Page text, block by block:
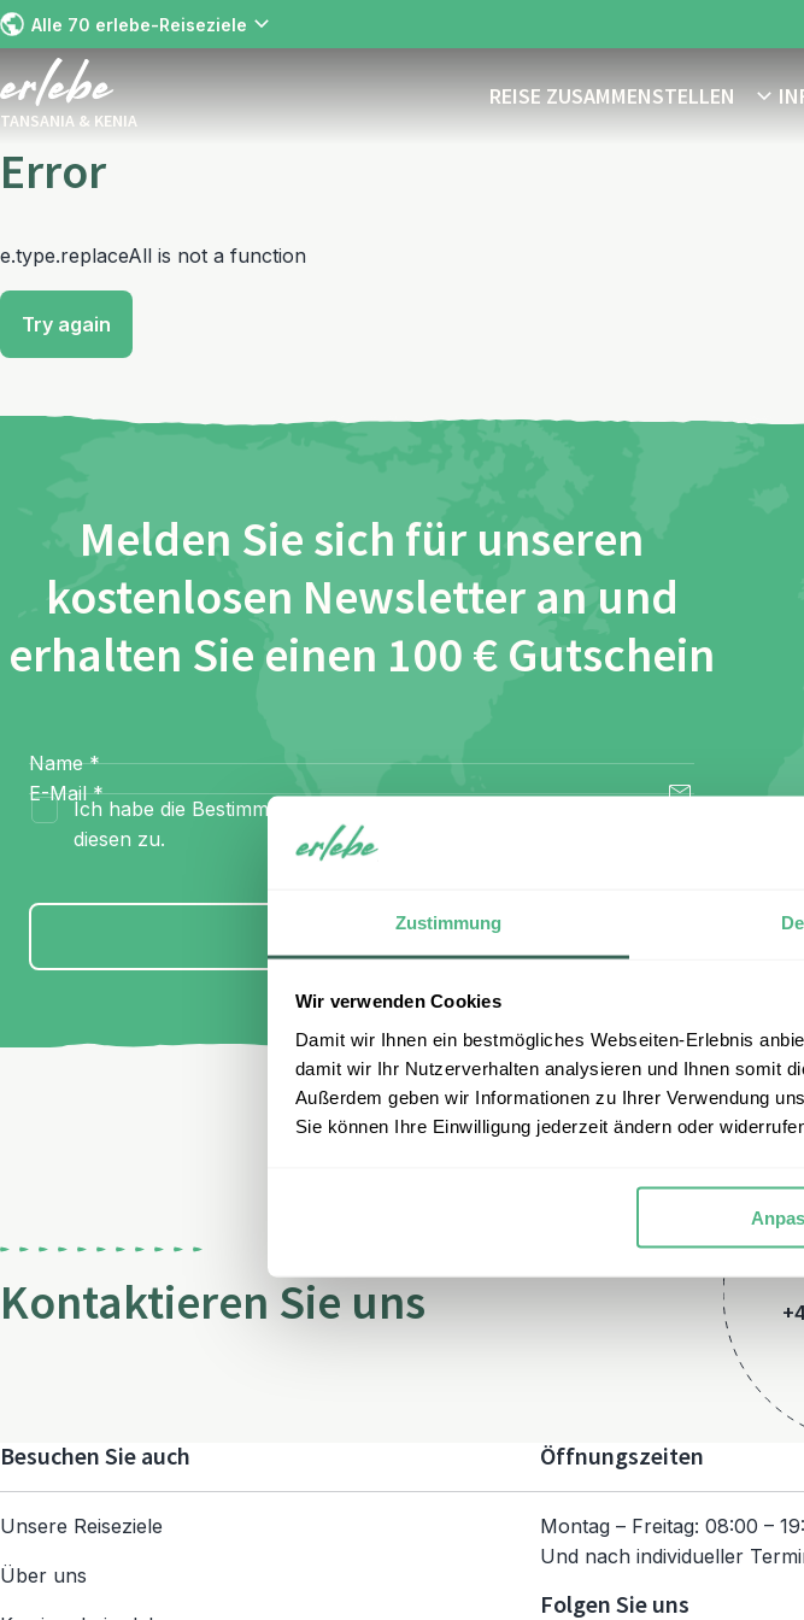
Zustimmung
Wir verwenden Cookies
Damit wir Ihnen ein bestmögliches Webseiten-Erlebnis
damit wir Ihr Nutzerverhalten analysieren und Ihnen somit
Außerdem geben wir Informationen zu Ihrer Verwendung
Sie können Ihre Einwilligung jederzeit ändern oder
Alle 70 erlebe-Reiseziele
TANSANIA & KENIA
REISE ZUSAMMENSTELLEN
Error
e.type.replaceAll is not a function
Try again
Melden Sie sich für unseren
kostenlosen Newsletter an und
erhalten Sie einen 100 € Gutschein
Name *
E-Mail *
Ich habe die Bestimmungen zum
diesen zu.
Anmelden
Kontaktieren Sie uns
Besuchen Sie auch
Unsere Reiseziele
Über uns
Öffnungszeiten
Montag – Freitag: 08:00 –
Und nach individueller
Folgen Sie uns